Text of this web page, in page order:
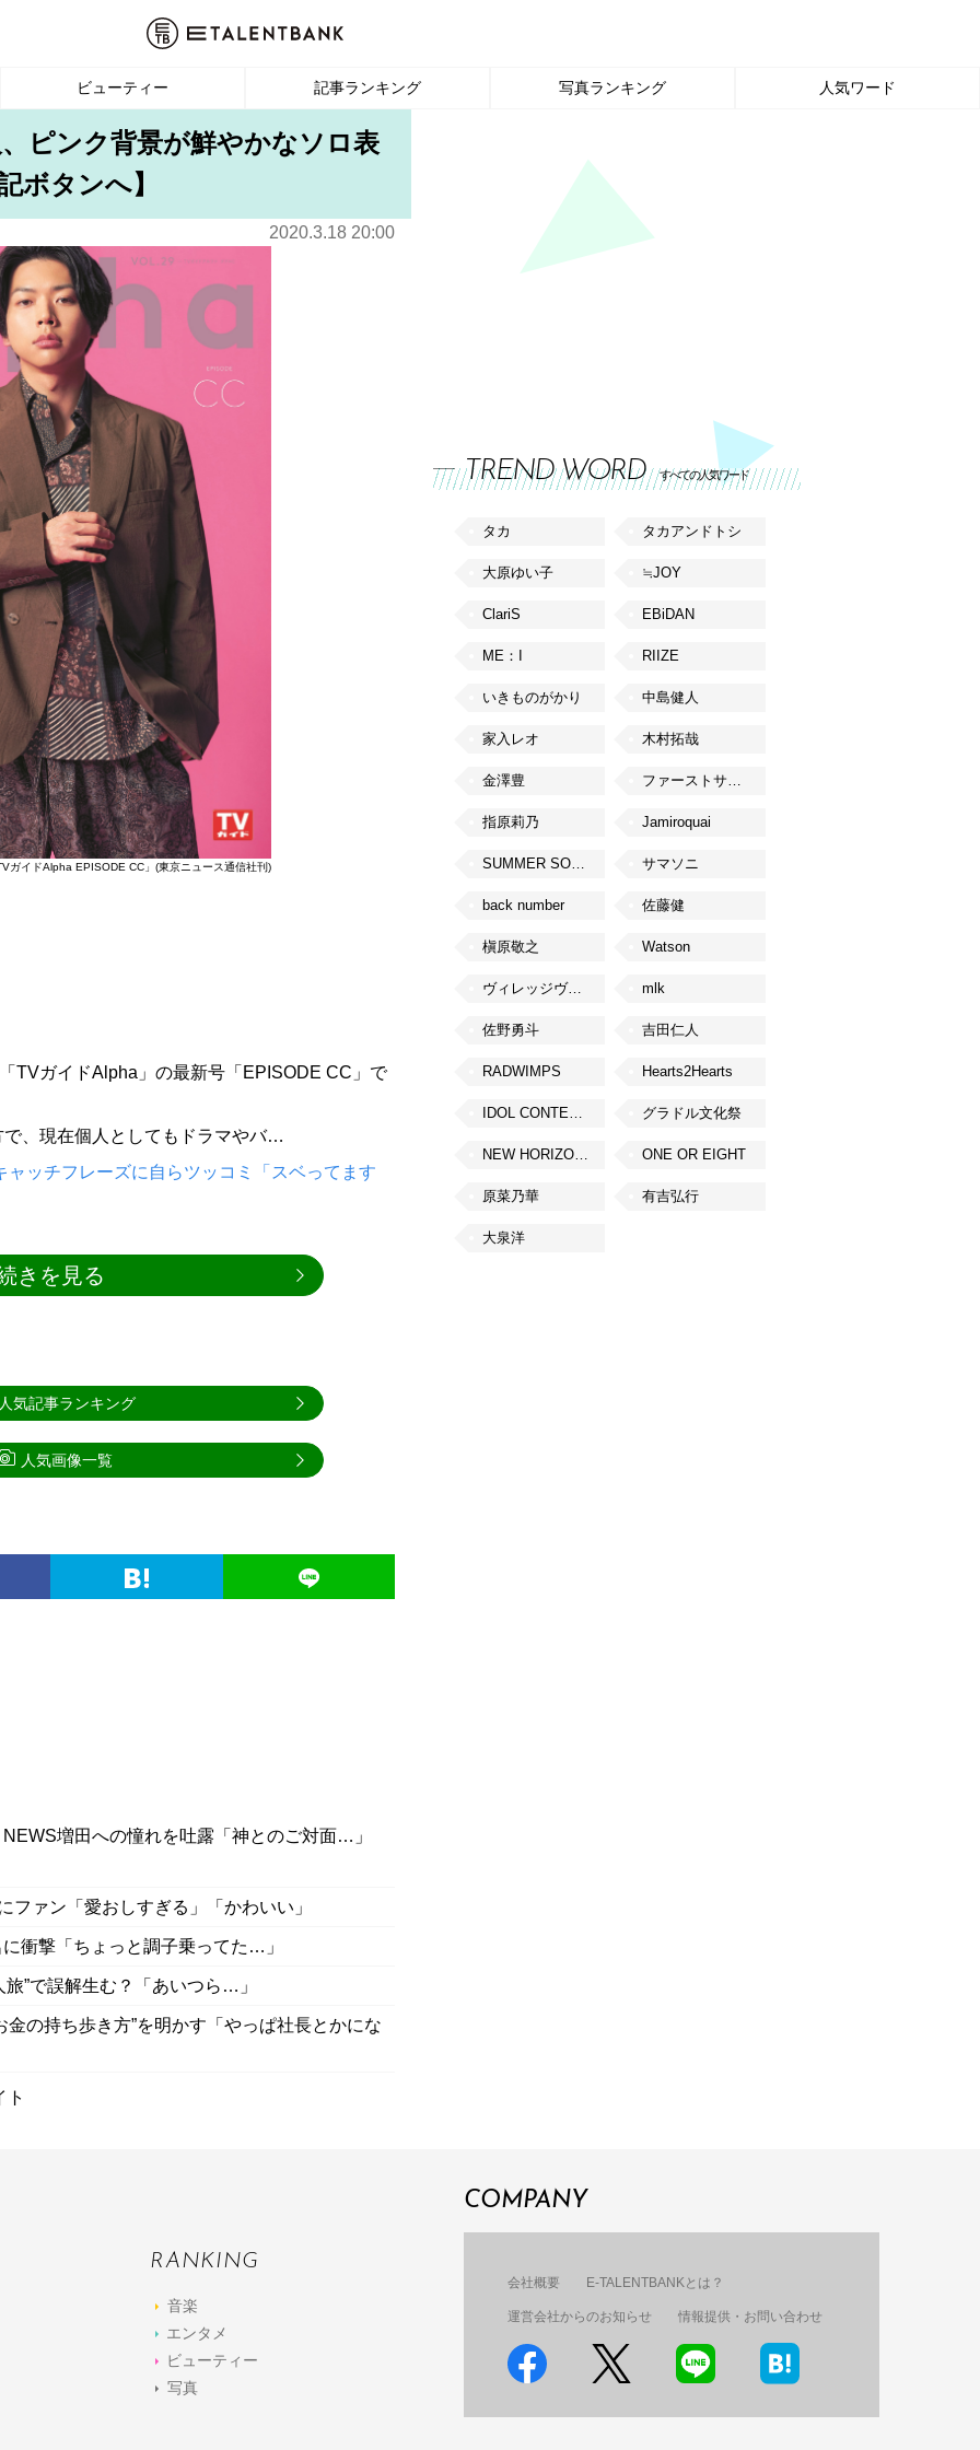
ビューティー 記事ランキング 写真ランキング 人気ワード
ピンク背景が鮮やかなソロ表
ボタンへ】
2020.3.18 20:00
ガイドAlpha EPISODE CC」(東京ニュース通信社刊)
TVガイドAlpha」の最新号「EPISODE CC」で
、現在個人としてもドラマやバ…
ッチフレーズに自らツッコミ「スベってます
きを見る
増田への憧れを吐露「神とのご対面…」
ファン「愛おしすぎる」「かわいい」
衝撃「ちょっと調子乗ってた…」
”で誤解生む？「あいつら…」
の持ち歩き方”を明かす「やっぱ社長とかにな
気記事ランキング
人気画像一覧
TREND WORD すべての人気ワード
タカ タカアンドトシ
大原ゆい子 ≒JOY
ClariS EBiDAN
ME：I RIIZE
いきものがかり 中島健人
家入レオ 木村拓哉
金澤豊 ファーストサマーウイカ
指原莉乃 Jamiroquai
SUMMER SONIC サマソニ
back number 佐藤健
槇原敬之 Watson
ヴィレッジヴァンガード mlk
佐野勇斗 吉田仁人
RADWIMPS Hearts2Hearts
IDOL CONTENT EXPO グラドル文化祭
NEW HORIZON FEST ONE OR EIGHT
原菜乃華 有吉弘行
大泉洋
RANKING
音楽
エンタメ
ビューティー
写真
COMPANY
会社概要 E-TALENTBANKとは？
運営会社からのお知らせ 情報提供・お問い合わせ